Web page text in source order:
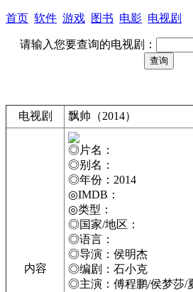
首页 软件 游戏 图书 电影 电视剧
请输入您要查询的电视剧：
电视剧 飘帅（2014）
内容
◎片名：
◎别名：
◎年份：2014
◎IMDB：
◎类型：
◎国家/地区：
◎语言：
◎导演：侯明杰
◎编剧：石小克
◎主演：傅程鹏/侯梦莎/